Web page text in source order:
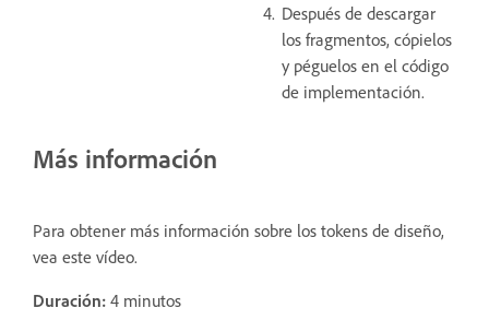
Después de descargar
los fragmentos, cópielos
y péguelos en el código
de implementación.
Más información
Para obtener más información sobre los tokens de diseño,
vea este vídeo.
Duración: 4 minutos